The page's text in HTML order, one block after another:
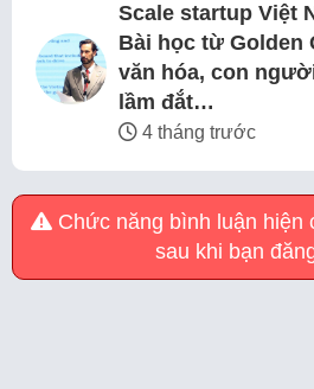
Scale startup Việt
Bài học từ Golden
văn hóa, con
lầm đắt…
4 tháng trước
Chức năng bình luận hiện
sau khi bạn